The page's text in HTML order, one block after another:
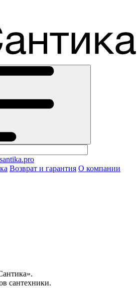
Возврат и гарантия О компании
сантехники.